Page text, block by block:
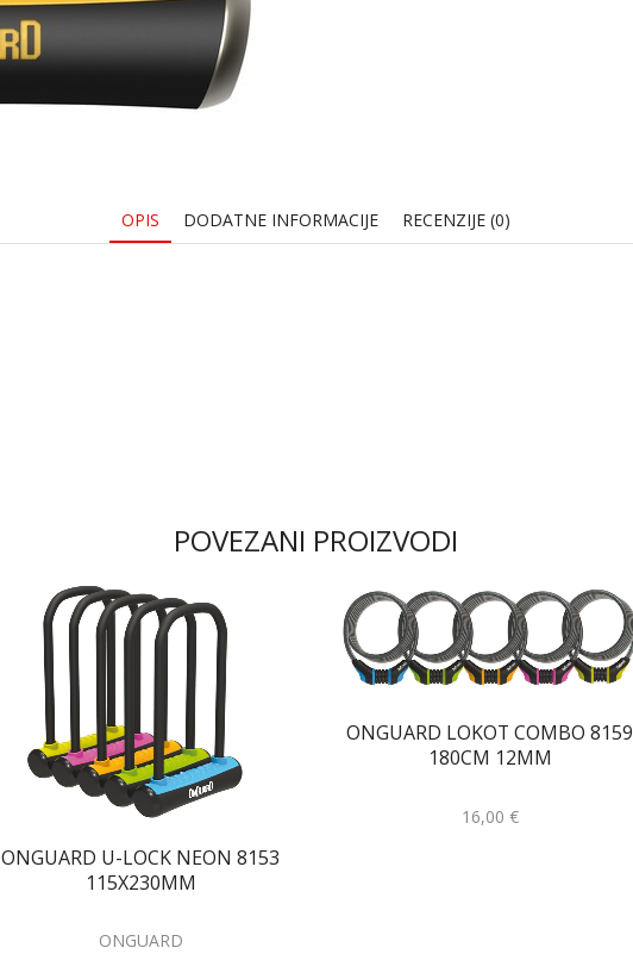
OPIS DODATNE INFORMACIJE RECENZIJE (0)
POVEZANI PROIZVODI
ONGUARD U-LOCK NEON 8153
115X230MM
ONGUARD
ONGUARD LOKOT COMBO 8159
180CM 12MM
16,00 €